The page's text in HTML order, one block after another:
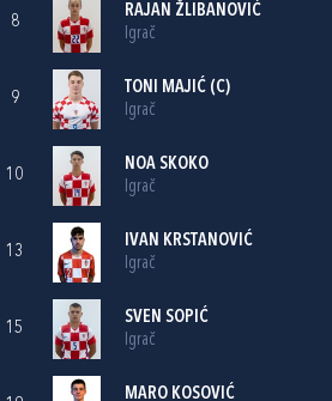
8
RAJAN ŽLIBANOVIĆ
Igrač
9
TONI MAJIĆ (C)
Igrač
10
NOA SKOKO
Igrač
13
IVAN KRSTANOVIĆ
Igrač
15
SVEN SOPIĆ
Igrač
MARO KOSOVIĆ